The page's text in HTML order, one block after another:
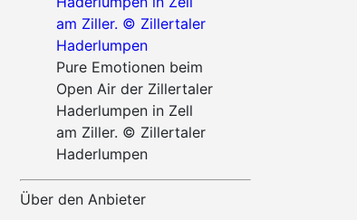
Pure Emotionen beim
Open Air der Zillertaler
Haderlumpen in Zell
am Ziller. © Zillertaler
Haderlumpen
Über den Anbieter